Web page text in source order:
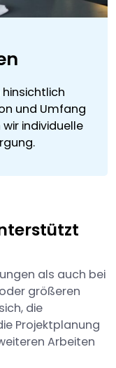
und Umfang
individuelle
als auch bei
größeren
die
Projektplanung
Arbeiten